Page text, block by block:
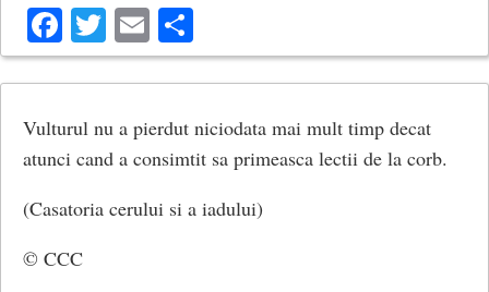
Facebook
Twitter
Email
Vulturul nu a pierdut niciodata mai mult timp decat
atunci cand a consimtit sa primeasca lectii de la corb.
(Casatoria cerului si a iadului)
© CCC